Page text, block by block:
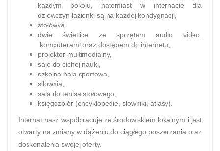
każdym pokoju, natomiast w internacie dla
dziewczyn łazienki są na każdej kondygnacji,
stołówka,
dwie świetlice ze sprzętem audio video,
komputerami oraz dostępem do internetu,
projektor multimedialny,
sale do cichej nauki,
szkolna hala sportowa,
siłownia,
sala do tenisa stołowego,
księgozbiór (encyklopedie, słowniki, atlasy).
Internat nasz współpracuje ze środowiskiem lokalnym i jest
otwarty na zmiany w dążeniu do ciągłego poszerzania oraz
doskonalenia swojej oferty.